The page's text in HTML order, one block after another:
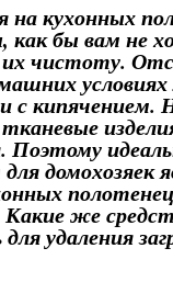
на кухонных
как бы вам не
их чистоту.
с
Поэтому
домохозяек
Какие же
удаления